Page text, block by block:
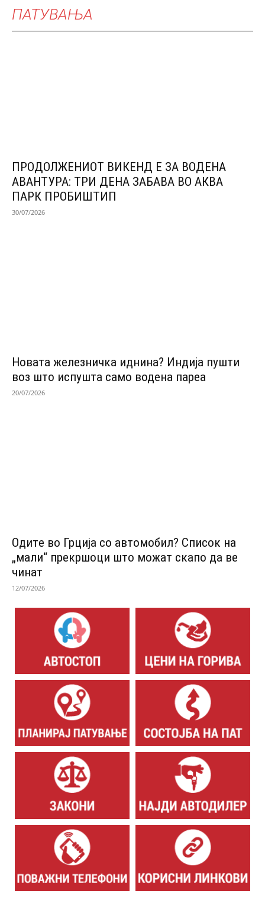
ПАТУВАЊА
ПРОДОЛЖЕНИОТ ВИКЕНД Е ЗА ВОДЕНА
АВАНТУРА: ТРИ ДЕНА ЗАБАВА ВО АКВА
ПАРК ПРОБИШТИП
30/07/2026
Новата железничка иднина? Индија пушти
воз што испушта само водена пареа
20/07/2026
Одитe во Грција со автомобил? Список на
„мали“ прекршоци што можат скапо да ве
чинат
12/07/2026